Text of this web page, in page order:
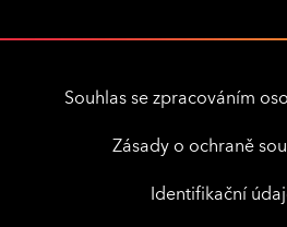
Souhlas se zpracováním
Zásady o ochraně
Identifikační